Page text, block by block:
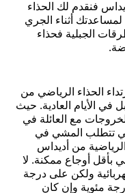
فنقدم لك الحذاء
أثناء الجري
الجبلية فحذاء
الحذاء الرياضي من
الأيام العادية. حيث
مع العائلة في
تتطلب المشي في
من أديداس
أوجاع ممكنة. لا
ولكن على درجة
منخفضة تتراوح ما بين 20 و40 درجة مئوية وإن كان